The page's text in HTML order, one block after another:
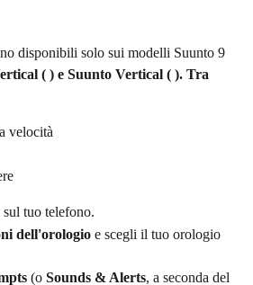
disponibili solo sui modelli Suunto 9
( ) e Suunto Vertical ( ). Tra
velocità
sul tuo telefono.
dell'orologio e scegli il tuo orologio
(o Sounds & Alerts, a seconda del